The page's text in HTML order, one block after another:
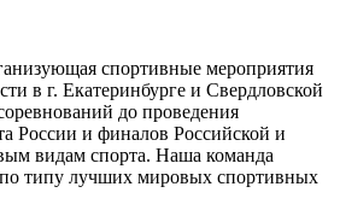
спортивные мероприятия
в г. Екатеринбурге и Свердловской
до проведения
России и финалов Российской и
видам спорта. Наша команда
типу лучших мировых спортивных